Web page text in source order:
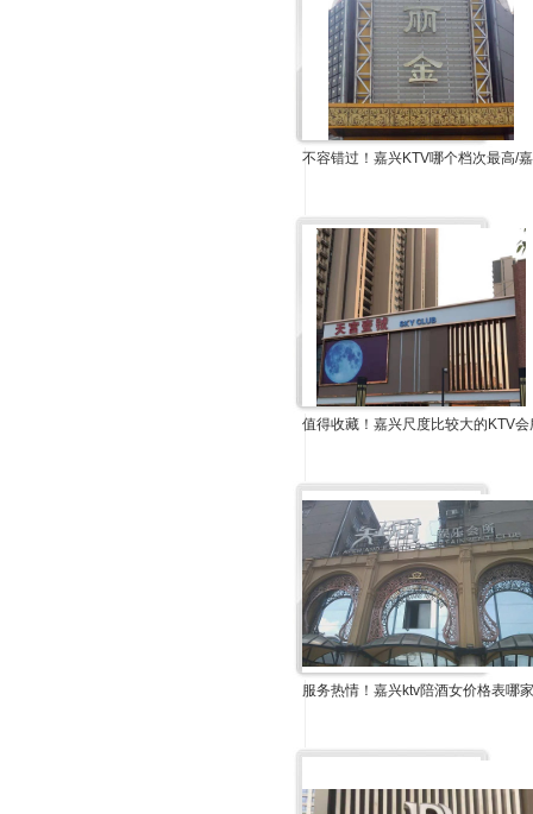
不容错过！嘉兴KTV哪个档次最高/
值得收藏！嘉兴尺度比较大的KTV会
服务热情！嘉兴ktv陪酒女价格表哪